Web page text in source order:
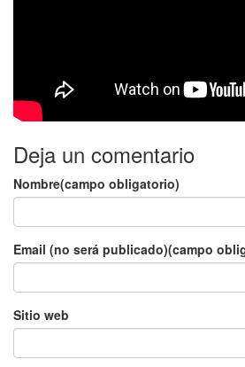
Deja un comentario
Nombre(campo obligatorio)
Email (no será publicado)(campo
Sitio web